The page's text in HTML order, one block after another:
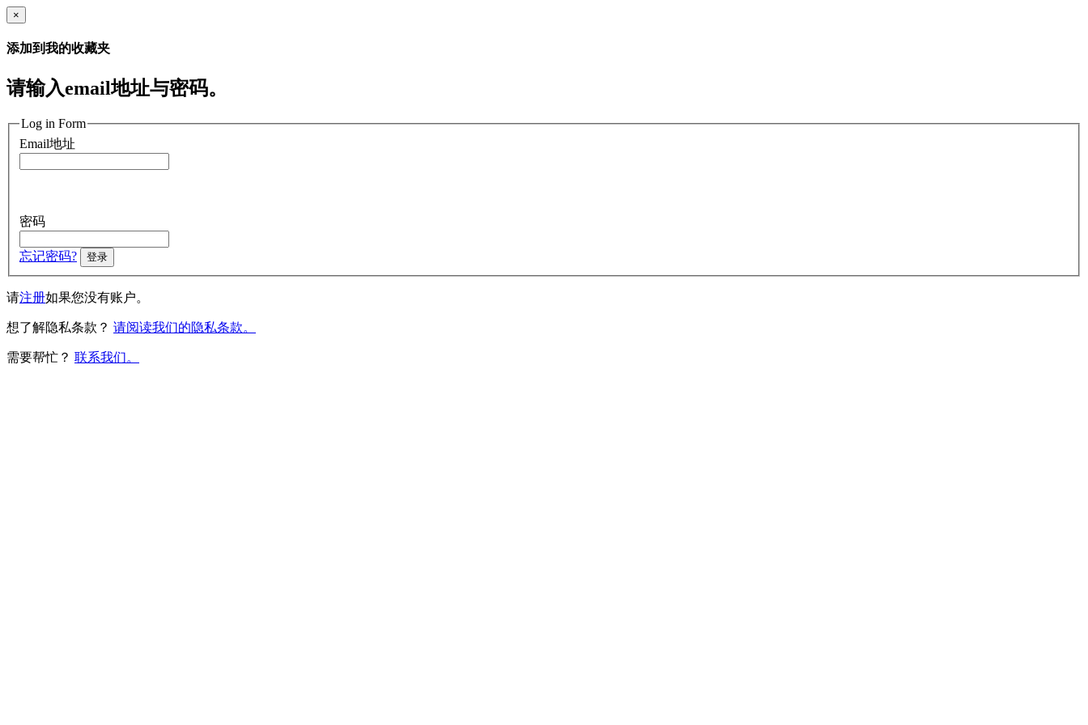
×
添加到我的收藏夹
请输入email地址与密码。
Log in Form
Email地址
密码
忘记密码? 登录
请注册如果您没有账户。
想了解隐私条款？ 请阅读我们的隐私条款。
需要帮忙？ 联系我们。